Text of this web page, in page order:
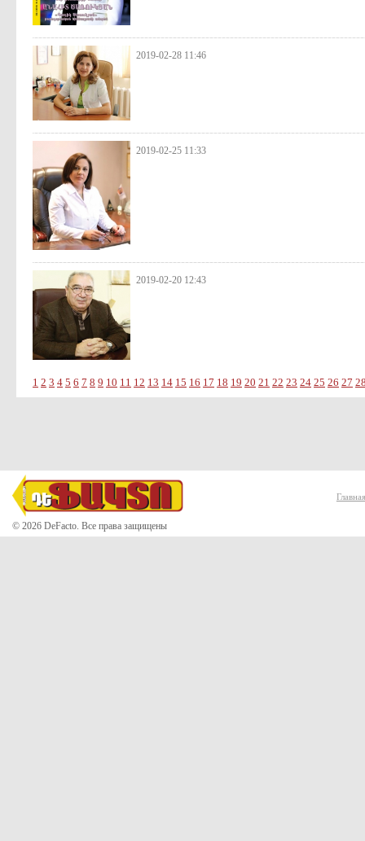
2019-02-28 11:46
2019-02-25 11:33
2019-02-20 12:43
1 2 3 4 5 6 7 8 9 10 11 12 13 14 15 16 17 18 19 20 21 22 23 24 25 26 27
© 2026 DeFacto. Все права защищены
Главная